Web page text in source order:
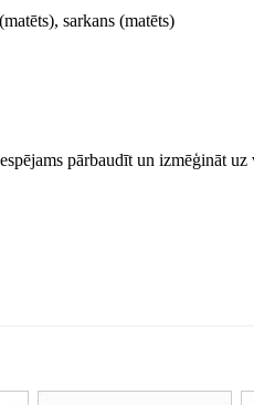
sarkans (matēts)
pārbaudīt un izmēģināt